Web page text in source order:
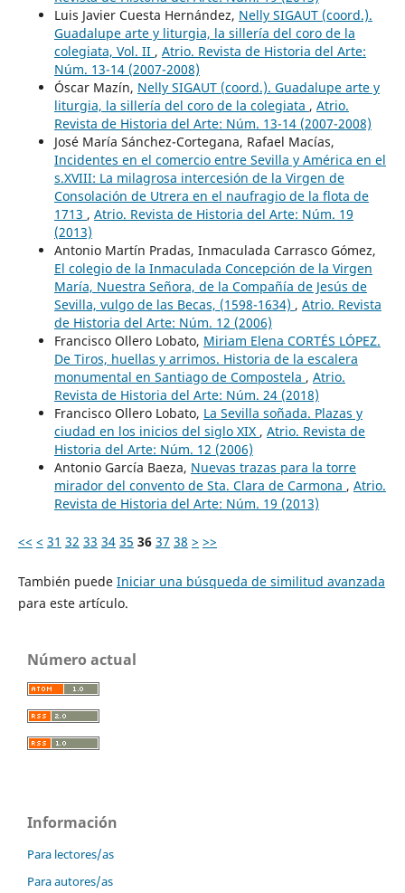
Luis Javier Cuesta Hernández, Nelly SIGAUT (coord.).
Guadalupe arte y liturgia, la sillería del coro de la
colegiata, Vol. II , Atrio. Revista de Historia del Arte:
Núm. 13-14 (2007-2008)
Óscar Mazín, Nelly SIGAUT (coord.). Guadalupe arte y
liturgia, la sillería del coro de la colegiata , Atrio.
Revista de Historia del Arte: Núm. 13-14 (2007-2008)
José María Sánchez-Cortegana, Rafael Macías,
Incidentes en el comercio entre Sevilla y América en el
s.XVIII: La milagrosa intercesión de la Virgen de
Consolación de Utrera en el naufragio de la flota de
1713 , Atrio. Revista de Historia del Arte: Núm. 19
(2013)
Antonio Martín Pradas, Inmaculada Carrasco Gómez,
El colegio de la Inmaculada Concepción de la Virgen
María, Nuestra Señora, de la Compañía de Jesús de
Sevilla, vulgo de las Becas, (1598-1634) , Atrio. Revista
de Historia del Arte: Núm. 12 (2006)
Francisco Ollero Lobato, Miriam Elena CORTÉS LÓPEZ.
De Tiros, huellas y arrimos. Historia de la escalera
monumental en Santiago de Compostela , Atrio.
Revista de Historia del Arte: Núm. 24 (2018)
Francisco Ollero Lobato, La Sevilla soñada. Plazas y
ciudad en los inicios del siglo XIX , Atrio. Revista de
Historia del Arte: Núm. 12 (2006)
Antonio García Baeza, Nuevas trazas para la torre
mirador del convento de Sta. Clara de Carmona , Atrio.
Revista de Historia del Arte: Núm. 19 (2013)
<< < 31 32 33 34 35 36 37 38 > >>
También puede Iniciar una búsqueda de similitud avanzada
para este artículo.
Número actual
Información
Para lectores/as
Para autores/as